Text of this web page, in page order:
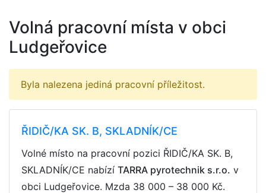
Volná pracovní místa v obci
Ludgeřovice
Byla nalezena jediná pracovní příležitost.
ŘIDIČ/KA SK. B, SKLADNÍK/CE
Volné místo na pracovní pozici ŘIDIČ/KA SK. B,
SKLADNÍK/CE nabízí TARRA pyrotechnik s.r.o. v
obci Ludgeřovice. Mzda 38 000 – 38 000 Kč.